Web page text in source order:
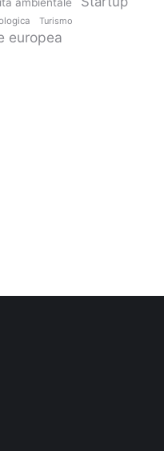
Turismo
europea